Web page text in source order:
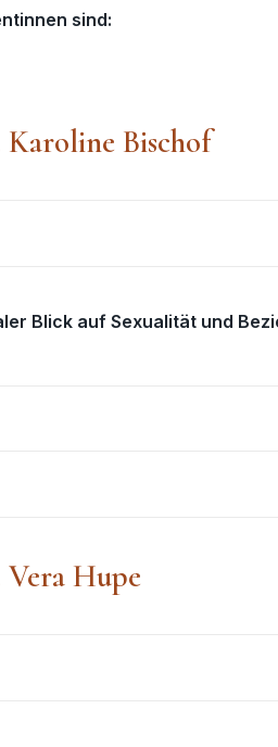
sind:
Karoline Bischof
Blick auf Sexualität und
Vera Hupe